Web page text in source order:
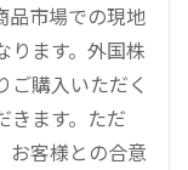
品市場での現地
ります。外国株
ご購入いただく
きます。ただ
お客様との合意